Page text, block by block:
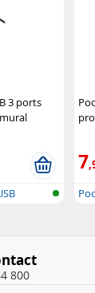
3 ports
7
800